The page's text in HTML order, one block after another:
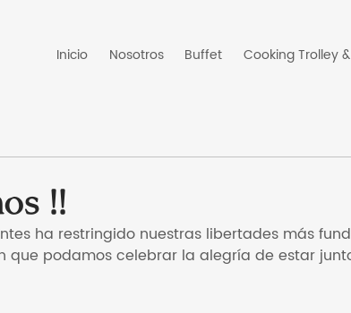
Inicio Nosotros Buffet Cooking Trolley
!!
ha restringido nuestras libertades más
que podamos celebrar la alegría de estar